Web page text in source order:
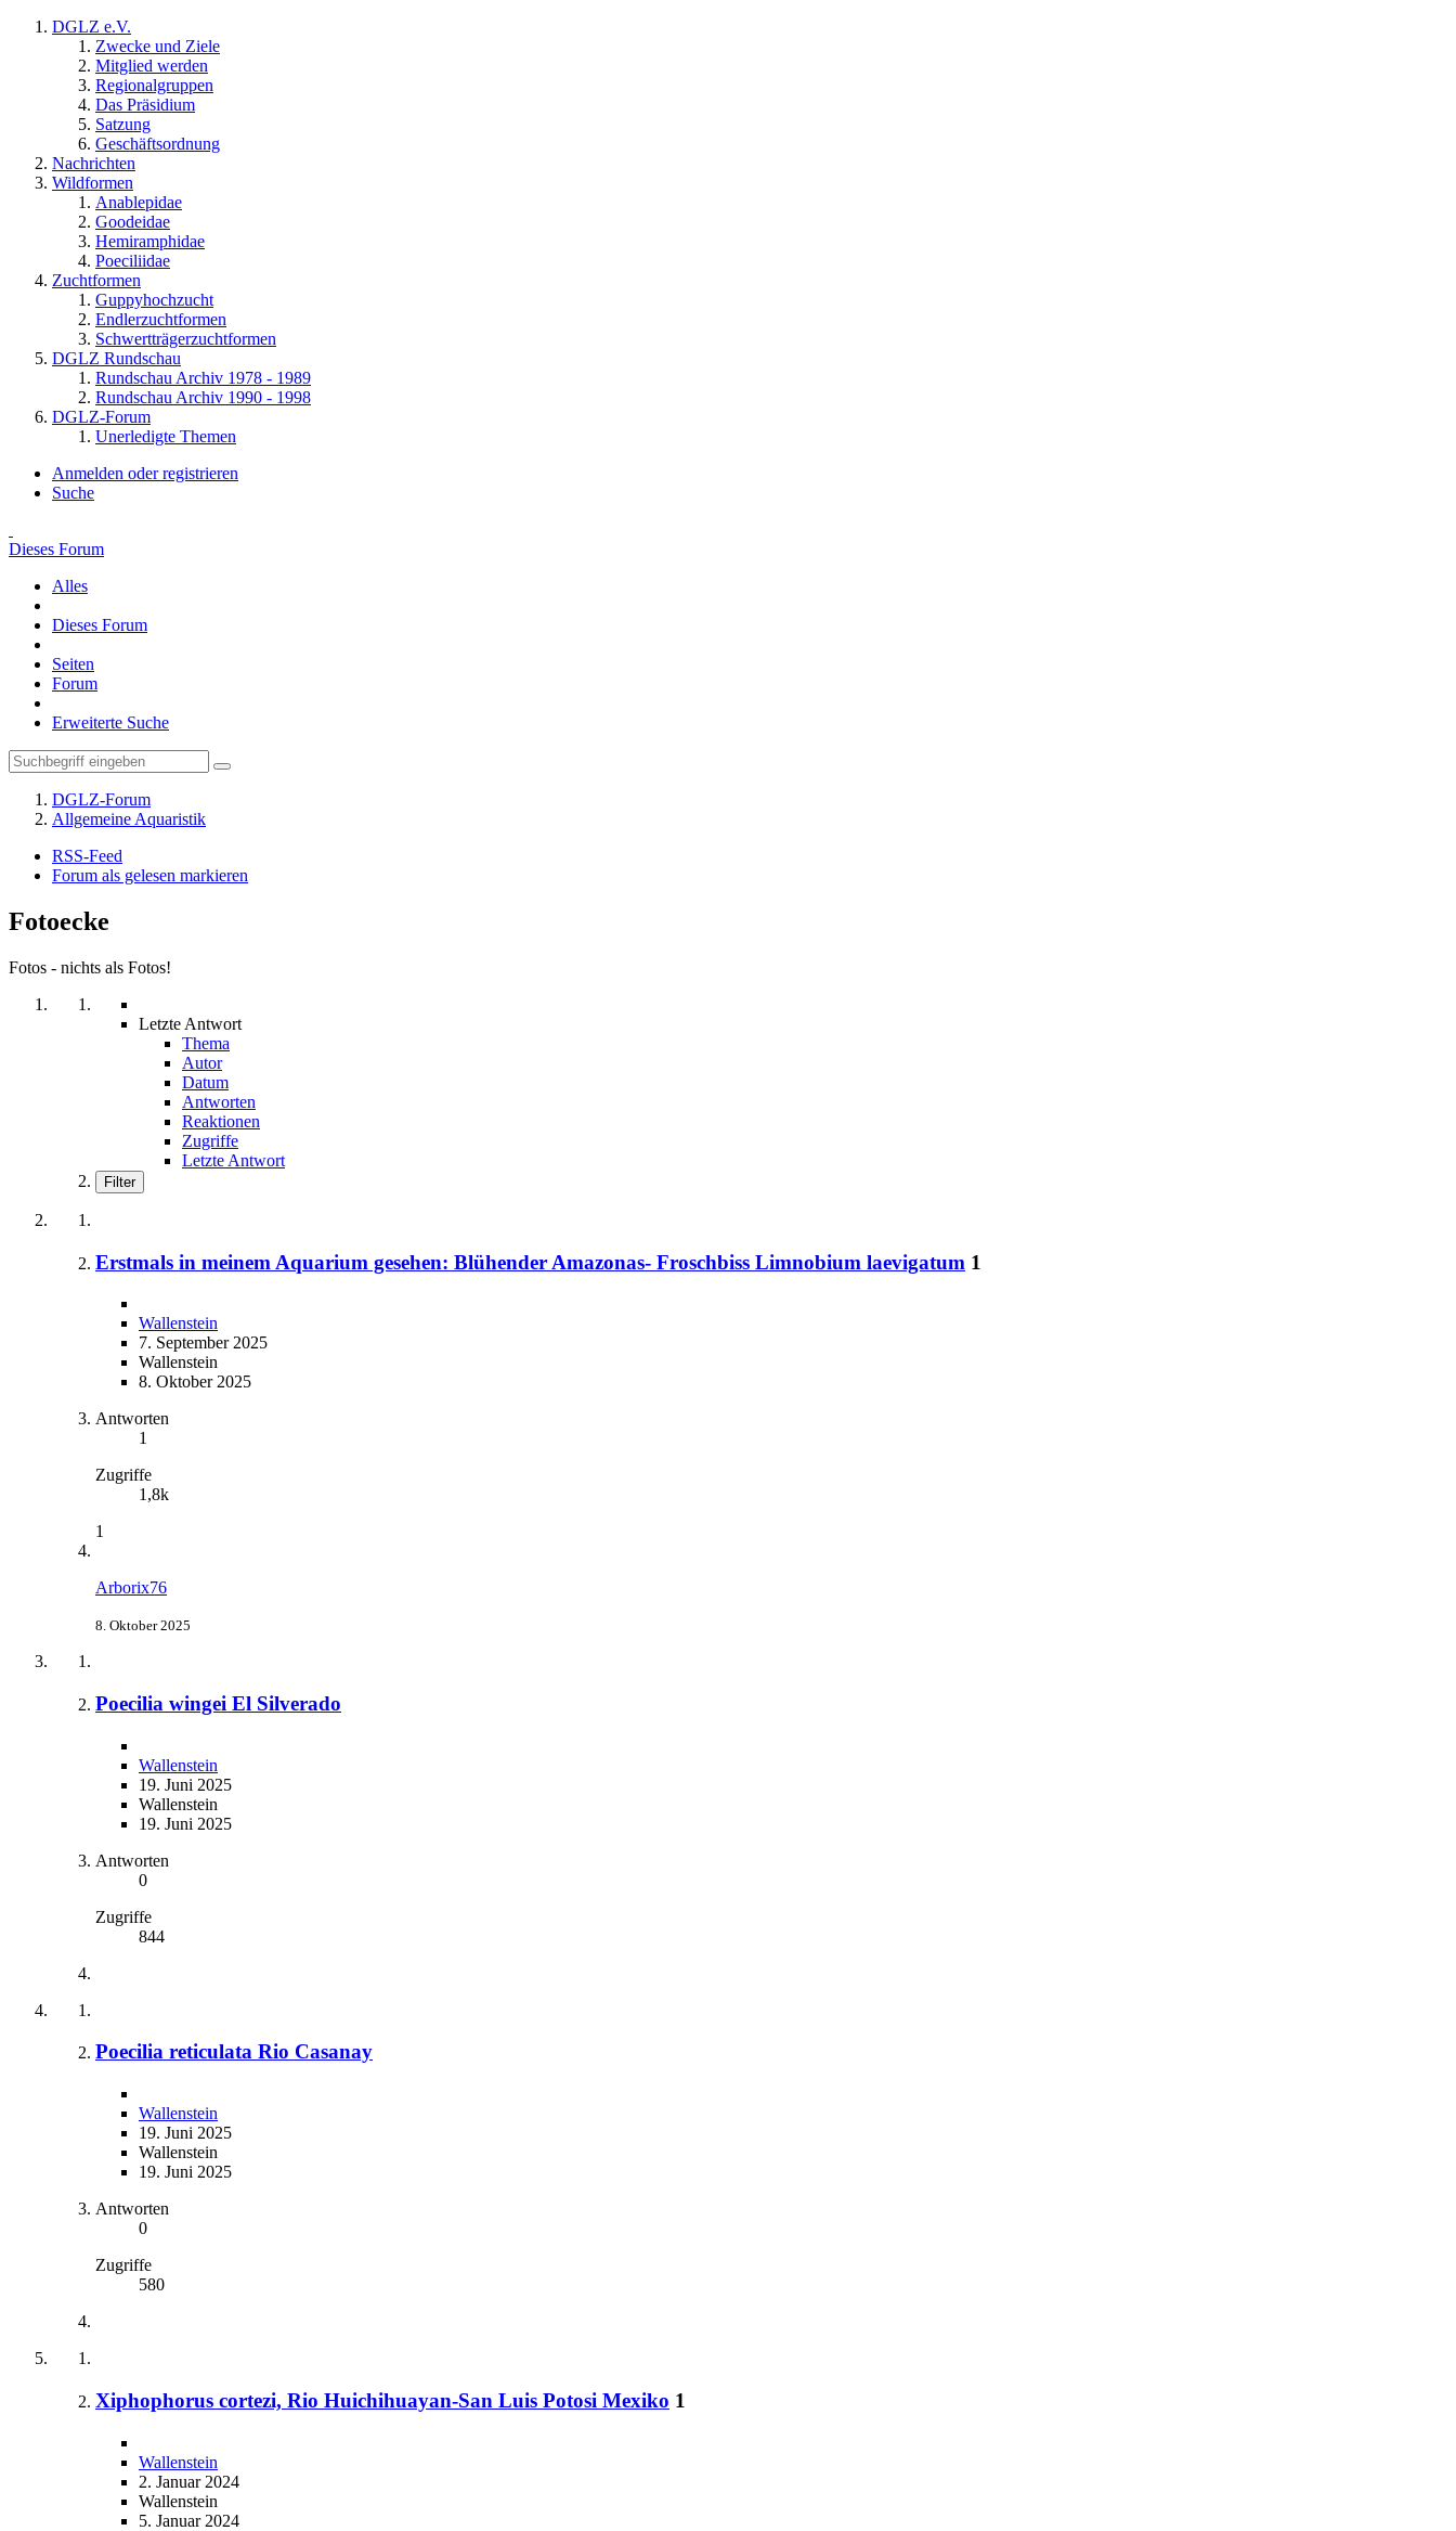
DGLZ e.V.
Zwecke und Ziele
Mitglied werden
Regionalgruppen
Das Präsidium
Satzung
Geschäftsordnung
Nachrichten
Wildformen
Anablepidae
Goodeidae
Hemiramphidae
Poeciliidae
Zuchtformen
Guppyhochzucht
Endlerzuchtformen
Schwertträgerzuchtformen
DGLZ Rundschau
Rundschau Archiv 1978 - 1989
Rundschau Archiv 1990 - 1998
DGLZ-Forum
Unerledigte Themen
Anmelden oder registrieren
Suche
Dieses Forum
Alles
Dieses Forum
Seiten
Forum
Erweiterte Suche
DGLZ-Forum
Allgemeine Aquaristik
RSS-Feed
Forum als gelesen markieren
Fotoecke
Fotos - nichts als Fotos!
Letzte Antwort
Thema
Autor
Datum
Antworten
Reaktionen
Zugriffe
Letzte Antwort
Filter
Erstmals in meinem Aquarium gesehen: Blühender Amazonas- Froschbiss Limnobium laevigatum 1
Wallenstein
7. September 2025
Wallenstein
8. Oktober 2025
Antworten
1
Zugriffe
1,8k
1
Arborix76
8. Oktober 2025
Poecilia wingei El Silverado
Wallenstein
19. Juni 2025
Wallenstein
19. Juni 2025
Antworten
0
Zugriffe
844
Poecilia reticulata Rio Casanay
Wallenstein
19. Juni 2025
Wallenstein
19. Juni 2025
Antworten
0
Zugriffe
580
Xiphophorus cortezi, Rio Huichihuayan-San Luis Potosi Mexiko 1
Wallenstein
2. Januar 2024
Wallenstein
5. Januar 2024